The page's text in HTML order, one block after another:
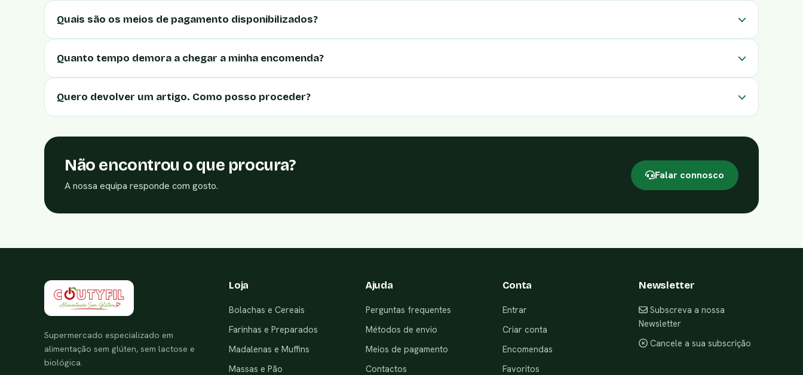
Quais são os meios de pagamento disponibilizados?
Quanto tempo demora a chegar a minha encomenda?
Quero devolver um artigo. Como posso proceder?
Não encontrou o que procura?
A nossa equipa responde com gosto.
Falar connosco
Supermercado especializado em
alimentação sem glúten, sem lactose e
biológica.
Loja
Bolachas e Cereais
Farinhas e Preparados
Madalenas e Muffins
Massas e Pão
Ajuda
Perguntas frequentes
Métodos de envio
Meios de pagamento
Contactos
Conta
Entrar
Criar conta
Encomendas
Favoritos
Newsletter
Subscreva a nossa
Newsletter
Cancele a sua subscrição